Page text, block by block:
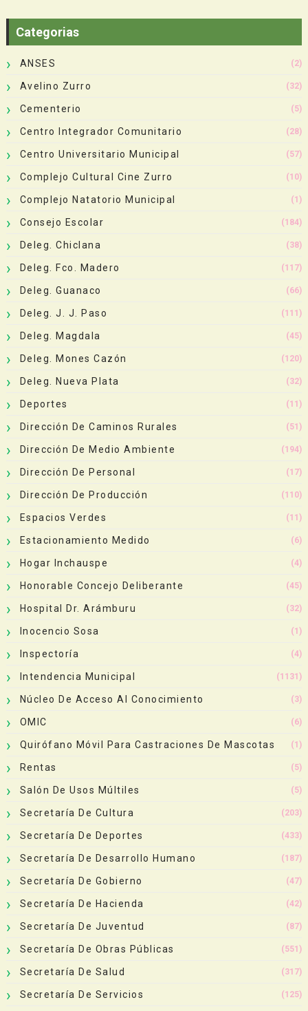
Categorias
ANSES (2)
Avelino Zurro (32)
Cementerio (5)
Centro Integrador Comunitario (28)
Centro Universitario Municipal (57)
Complejo Cultural Cine Zurro (10)
Complejo Natatorio Municipal (1)
Consejo Escolar (184)
Deleg. Chiclana (38)
Deleg. Fco. Madero (117)
Deleg. Guanaco (66)
Deleg. J. J. Paso (111)
Deleg. Magdala (45)
Deleg. Mones Cazón (120)
Deleg. Nueva Plata (32)
Deportes (11)
Dirección De Caminos Rurales (51)
Dirección De Medio Ambiente (194)
Dirección De Personal (17)
Dirección De Producción (110)
Espacios Verdes (11)
Estacionamiento Medido (6)
Hogar Inchauspe (4)
Honorable Concejo Deliberante (45)
Hospital Dr. Arámburu (32)
Inocencio Sosa (1)
Inspectoría (4)
Intendencia Municipal (1131)
Núcleo De Acceso Al Conocimiento (3)
OMIC (6)
Quirófano Móvil Para Castraciones De Mascotas (1)
Rentas (5)
Salón De Usos Múltiles (5)
Secretaría De Cultura (203)
Secretaría De Deportes (433)
Secretaría De Desarrollo Humano (187)
Secretaría De Gobierno (47)
Secretaría De Hacienda (42)
Secretaría De Juventud (87)
Secretaría De Obras Públicas (551)
Secretaría De Salud (317)
Secretaría De Servicios (125)